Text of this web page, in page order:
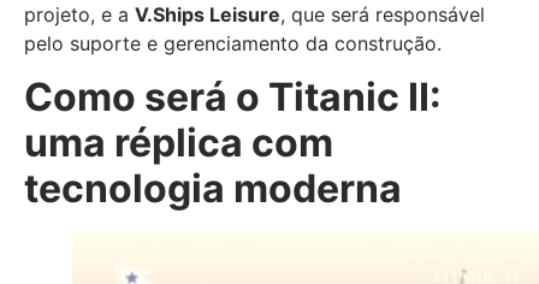
projeto, e a V.Ships Leisure, que será responsável
pelo suporte e gerenciamento da construção.
Como será o Titanic II:
uma réplica com
tecnologia moderna